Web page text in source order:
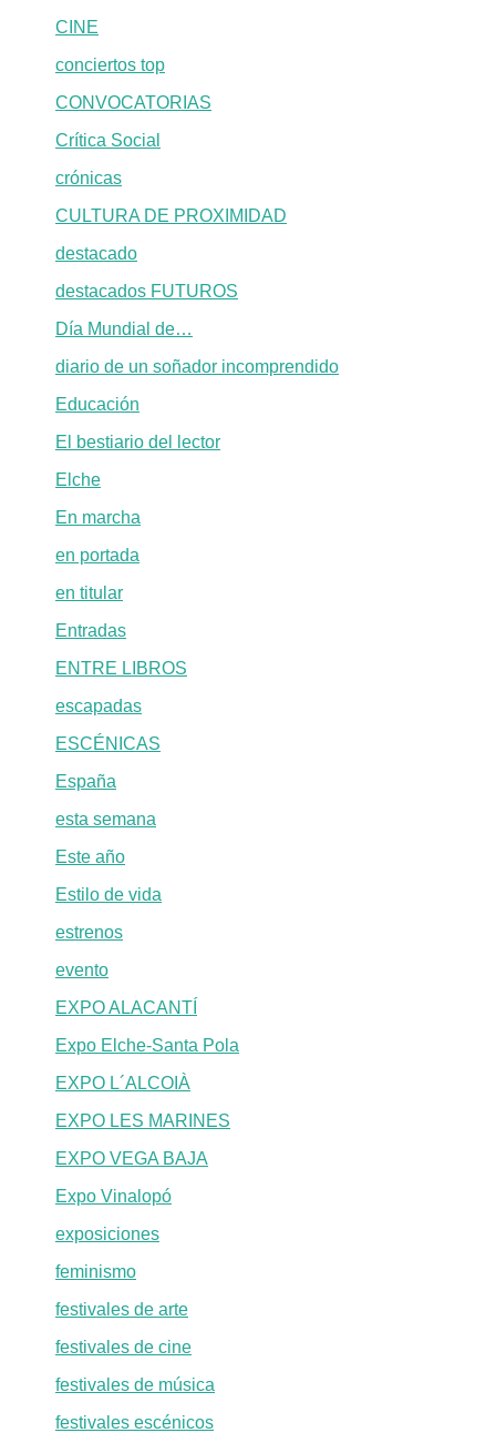
CINE
conciertos top
CONVOCATORIAS
Crítica Social
crónicas
CULTURA DE PROXIMIDAD
destacado
destacados FUTUROS
Día Mundial de…
diario de un soñador incomprendido
Educación
El bestiario del lector
Elche
En marcha
en portada
en titular
Entradas
ENTRE LIBROS
escapadas
ESCÉNICAS
España
esta semana
Este año
Estilo de vida
estrenos
evento
EXPO ALACANTÍ
Expo Elche-Santa Pola
EXPO L´ALCOIÀ
EXPO LES MARINES
EXPO VEGA BAJA
Expo Vinalopó
exposiciones
feminismo
festivales de arte
festivales de cine
festivales de música
festivales escénicos